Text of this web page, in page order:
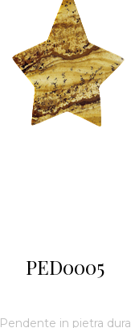
PED0005
Pendente in pietra dura